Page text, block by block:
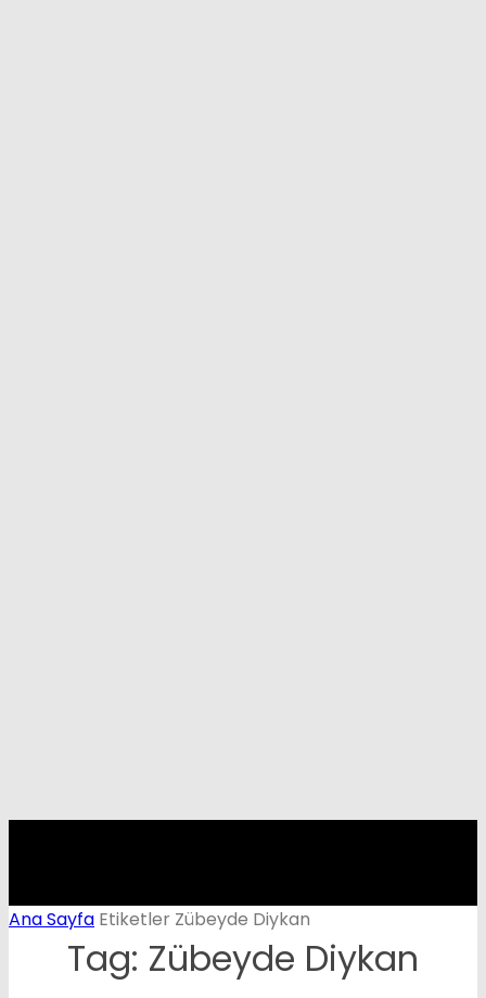
Ana Sayfa Etiketler Zübeyde Diykan
Tag: Zübeyde Diykan